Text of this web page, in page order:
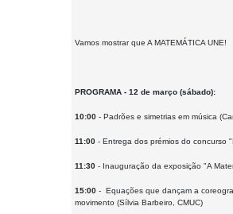
Vamos mostrar que A MATEMÁTICA UNE!
PROGRAMA - 12 de março (sábado):
10:00 - Padrões e simetrias em música
11:00 - Entrega dos prémios do concurso
11:30 - Inauguração da exposição "A
15:00 - Equações que dançam a
movimento (Sílvia Barbeiro, CMUC)